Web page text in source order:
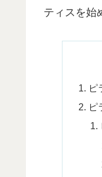
ティスを始
ピ
ピ